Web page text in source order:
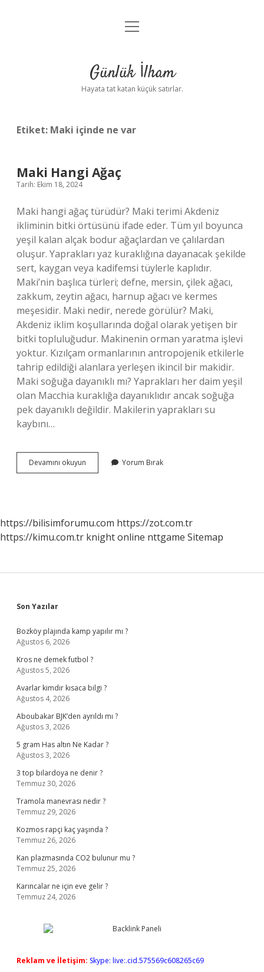
Anasayfa
Yasal Uyarı
menüyü
Günlük İlham
Hayata tat katan küçük satırlar.
Etiket: Maki içinde ne var
Maki Hangi Ağaç
Tarih: Ekim 18, 2024
Maki hangi ağaç türüdür? Maki terimi Akdeniz
ikliminin bitki örtüsünü ifade eder. Tüm yıl boyunca
yeşil kalan alçak bodur ağaçlardan ve çalılardan
oluşur. Yaprakları yaz kuraklığına dayanacak şekilde
sert, kaygan veya kadifemsi tüylerle kaplıdır.
Maki’nin başlıca türleri; defne, mersin, çilek ağacı,
zakkum, zeytin ağacı, harnup ağacı ve kermes
meşesidir. Maki nedir, nerede görülür? Maki,
Akdeniz iklim koşullarında doğal olarak yetişen bir
bitki topluluğudur. Makinenin orman yaratma işlevi
yoktur. Kızılçam ormanlarının antropojenik etkilerle
tahrip edildiği alanlara yerleşen ikincil bir makidir.
Maki soğuğa dayanıklı mı? Yaprakları her daim yeşil
olan Macchia kuraklığa dayanıklıdır ancak soğuğa
pek dayanıklı değildir. Makilerin yaprakları su
kaybını…
Devamını okuyun
Hangi
Yorum Bırak
https://bilisimforumu.com https://zot.com.tr
https://kimu.com.tr knight online nttgame Sitemap
Sidebar
Son Yazılar
Bozköy plajında kamp yapılır mı ?
Ağustos 6, 2026
Kros ne demek futbol ?
Ağustos 5, 2026
Avarlar kimdir kısaca bilgi ?
Ağustos 4, 2026
Aboubakar BJK’den ayrıldı mı ?
Ağustos 3, 2026
5 gram Has altın Ne Kadar ?
Ağustos 3, 2026
3 top bilardoya ne denir ?
Temmuz 30, 2026
Tramola manevrası nedir ?
Temmuz 29, 2026
Kozmos rapçi kaç yaşında ?
Temmuz 26, 2026
Kan plazmasında CO2 bulunur mu ?
Temmuz 25, 2026
Karıncalar ne için eve gelir ?
Temmuz 24, 2026
Reklam ve İletişim: Skype: live:.cid.575569c608265c69